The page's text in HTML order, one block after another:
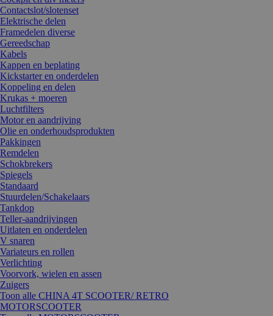
Contactslot/slotenset
Elektrische delen
Framedelen diverse
Gereedschap
Kabels
Kappen en beplating
Kickstarter en onderdelen
Koppeling en delen
Krukas + moeren
Luchtfilters
Motor en aandrijving
Olie en onderhoudsprodukten
Pakkingen
Remdelen
Schokbrekers
Spiegels
Standaard
Stuurdelen/Schakelaars
Tankdop
Teller-aandrijvingen
Uitlaten en onderdelen
V snaren
Variateurs en rollen
Verlichting
Voorvork, wielen en assen
Zuigers
Toon alle CHINA 4T SCOOTER/ RETRO
MOTORSCOOTER